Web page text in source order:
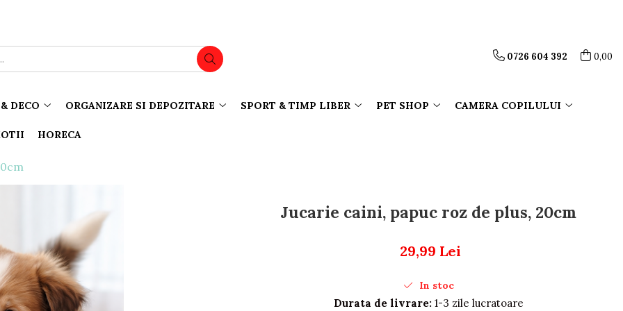
0726 604 392 0,00
DECO ORGANIZARE SI DEPOZITARE SPORT & TIMP LIBER PET SHOP CAMERA COPILULUI
HORECA
Jucarie caini, papuc roz de plus, 20cm
29,99 Lei
In stoc
Durata de livrare:1-3 zile lucratoare